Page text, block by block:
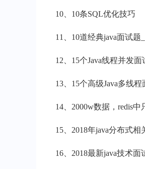
10、10条SQL优化技巧
11、10道经典java面试题
12、15个Java线程并发
13、15个高级Java多线
14、2000w数据，redis
15、2018年java分布式相
16、2018最新java技术面